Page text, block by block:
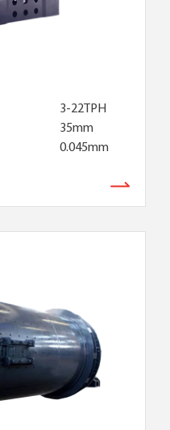
3-22TPH
35mm
0.045mm